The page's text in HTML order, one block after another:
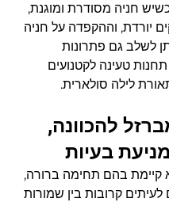
חניה מסודרת ומוגנת,
יורדת, וההקפדה על חניה
לשלב גם פתרונות
טעינה לקטנועים
לילה סולארית.
להכוונה,
בעיות
קיימת בהם תחימה ברורה,
לעיתים קרובות בין שמורות